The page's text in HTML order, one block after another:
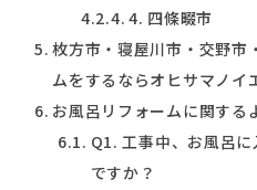
4. 四條畷市
枚方市・寝屋川市・交野市
ムをするならオヒサマノイ
お風呂リフォームに関する
Q1. 工事中、お風呂
ですか？